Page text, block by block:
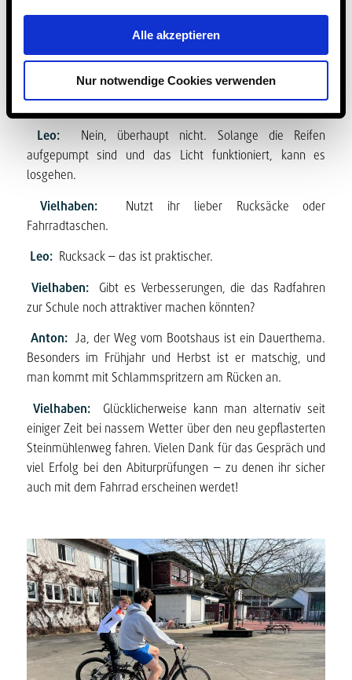
Alle akzeptieren
Nur notwendige Cookies verwenden
„Reifen sollten aufgepumpt sein, Licht sollte
funktionieren“
Vielhaben:Braucht man ein bestimmtes Fahrrad für den
Schulweg?
Leo:
Nein, überhaupt nicht. Solange die Reifen
aufgepumpt sind und das Licht funktioniert, kann es
losgehen.
Vielhaben: Nutzt ihr lieber Rucksäcke oder
Fahrradtaschen.
Leo: Rucksack – das ist praktischer.
Vielhaben: Gibt es Verbesserungen, die das Radfahren
zur Schule noch attraktiver machen könnten?
Anton: Ja, der Weg vom Bootshaus ist ein Dauerthema.
Besonders im Frühjahr und Herbst ist er matschig, und
man kommt mit Schlammspritzern am Rücken an.
Vielhaben: Glücklicherweise kann man alternativ seit
einiger Zeit bei nassem Wetter über den neu gepflasterten
Steinmühlenweg fahren. Vielen Dank für das Gespräch und
viel Erfolg bei den Abiturprüfungen – zu denen ihr sicher
auch mit dem Fahrrad erscheinen werdet!